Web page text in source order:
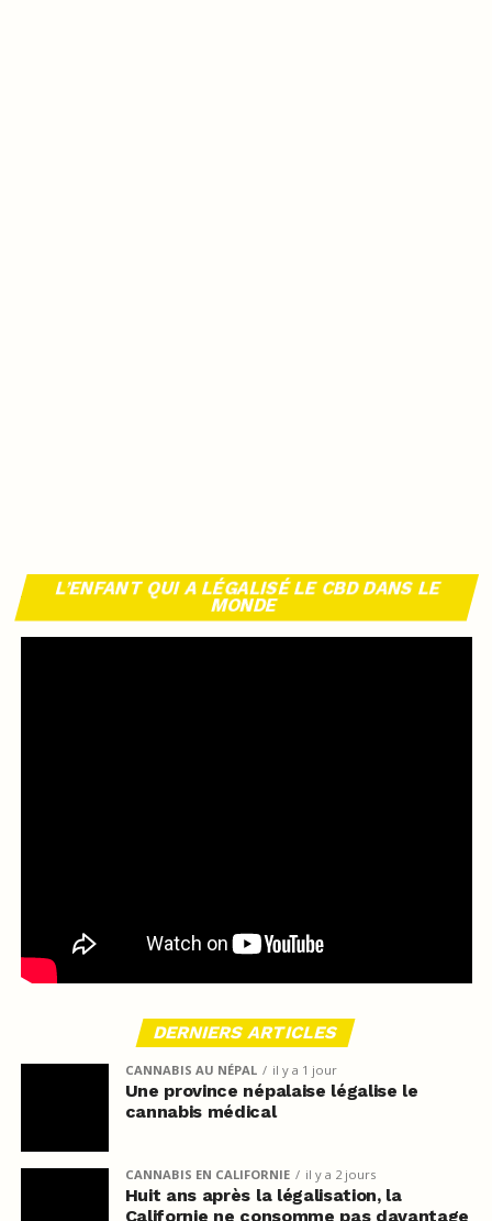
L’ENFANT QUI A LÉGALISÉ LE CBD DANS LE
MONDE
DERNIERS ARTICLES
CANNABIS AU NÉPAL il y a 1 jour
Une province népalaise légalise le
cannabis médical
CANNABIS EN CALIFORNIE il y a 2 jours
Huit ans après la légalisation, la
Californie ne consomme pas davantage